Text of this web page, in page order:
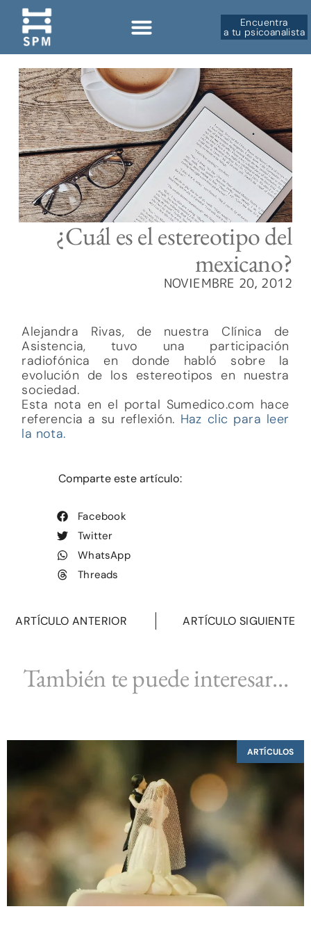
Encuentra
a tu psicoanalista
¿Cuál es el estereotipo del
mexicano?
NOVIEMBRE 20, 2012
Alejandra Rivas, de nuestra Clínica de
Asistencia, tuvo una participación
radiofónica en donde habló sobre la
evolución de los estereotipos en nuestra
sociedad.
Esta nota en el portal Sumedico.com hace
referencia a su reflexión. Haz clic para leer
la nota.
Comparte este artículo:
Facebook
Twitter
WhatsApp
Threads
ARTÍCULO ANTERIOR ARTÍCULO SIGUIENTE
También te puede interesar...
ARTÍCULOS